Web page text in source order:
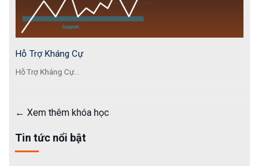
Hỗ Trợ Kháng Cự
Hỗ Trợ Kháng Cự...
Xem thêm khóa học
Tin tức nổi bật